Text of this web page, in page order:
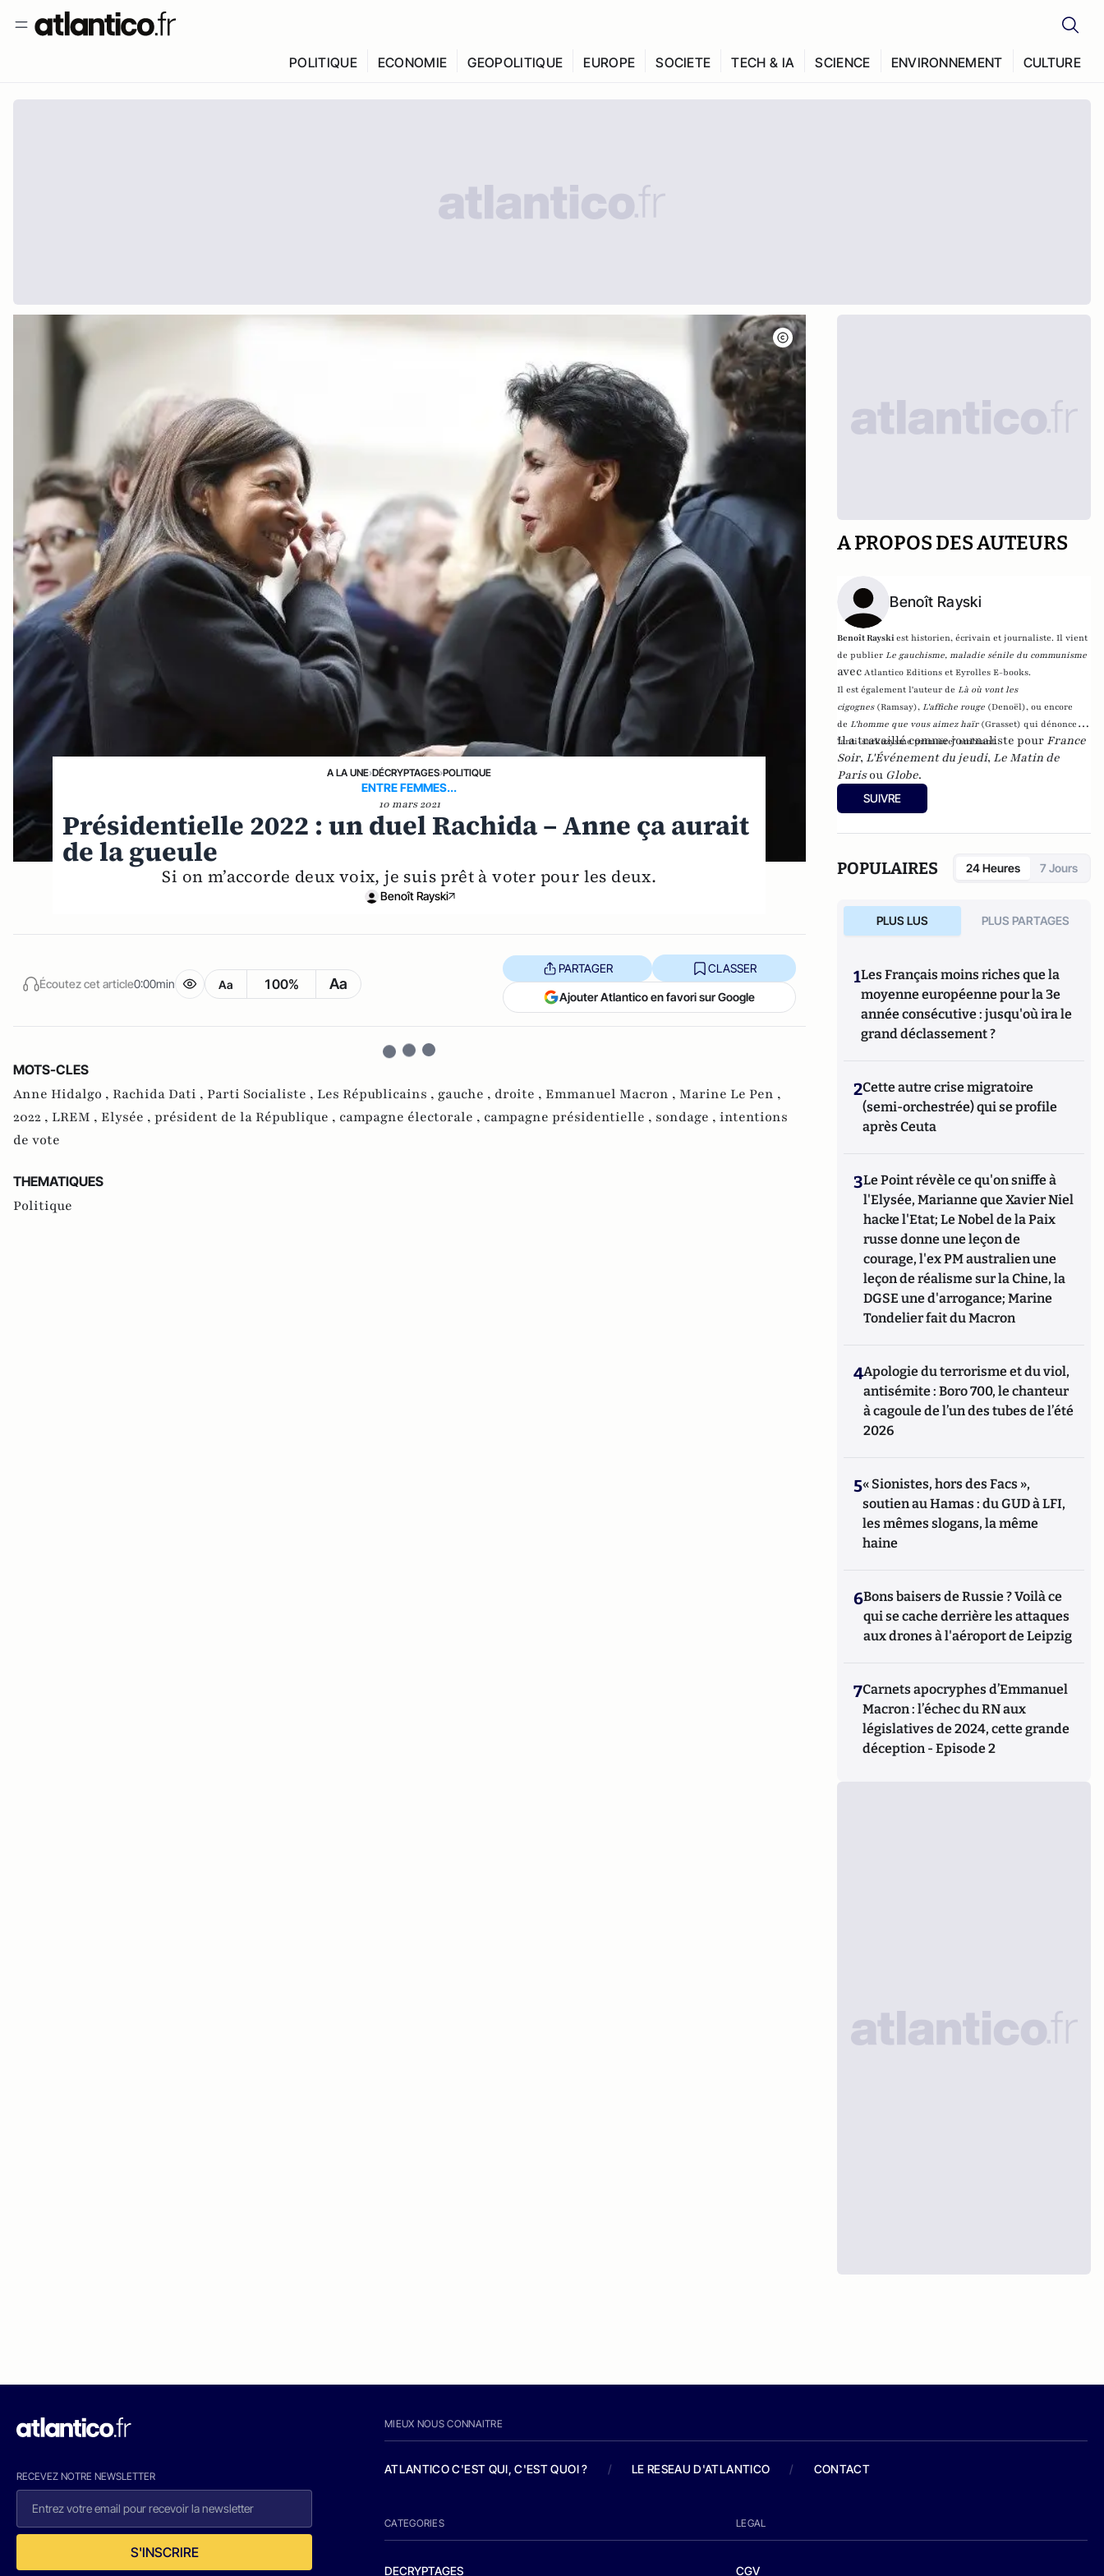
POLITIQUE ECONOMIE GEOPOLITIQUE EUROPE SOCIETE TECH & IA SCIENCE ENVIRONNEMENT CULTURE
A LA UNE›DÉCRYPTAGES›POLITIQUE
ENTRE FEMMES...
10 mars 2021
Présidentielle 2022 : un duel Rachida – Anne ça aurait
de la gueule
Si on m’accorde deux voix, je suis prêt à voter pour les deux.
Benoît Rayski
Écoutez cet article0:00min Aa 100% Aa
PARTAGER CLASSER
Ajouter Atlantico en favori sur Google
MOTS-CLES
Anne Hidalgo , Rachida Dati , Parti Socialiste , Les Républicains , gauche , droite , Emmanuel Macron , Marine Le Pen ,
2022 , LREM , Elysée , président de la République , campagne électorale , campagne présidentielle , sondage , intentions
de vote
THEMATIQUES
Politique
A PROPOS DES AUTEURS
Benoît Rayski
Benoît Rayskiest historien, écrivain et journaliste. Il vient
de publierLe gauchisme, maladie sénile du communisme
avecAtlantico Editions et Eyrolles E-books.
Il est également l'auteur deLà où vont les
cigognes (Ramsay),L'affiche rouge (Denoël), ou encore
deL'homme que vous aimez haïr (Grasset) qui dénonce l'
"anti-sarkozysme primaire" ambiant.
Il a travaillé comme journaliste pour France
Soir, L'Événement du jeudi, Le Matin de
Parisou Globe.
SUIVRE
POPULAIRES 24 Heures 7 Jours
PLUS LUS PLUS PARTAGES
1Les Français moins riches que la
moyenne européenne pour la 3e
année consécutive : jusqu'où ira le
grand déclassement ?
2Cette autre crise migratoire
(semi-orchestrée) qui se profile
après Ceuta
3Le Point révèle ce qu'on sniffe à
l'Elysée, Marianne que Xavier Niel
hacke l'Etat; Le Nobel de la Paix
russe donne une leçon de
courage, l'ex PM australien une
leçon de réalisme sur la Chine, la
DGSE une d'arrogance; Marine
Tondelier fait du Macron
4Apologie du terrorisme et du viol,
antisémite : Boro 700, le chanteur
à cagoule de l’un des tubes de l’été
2026
5« Sionistes, hors des Facs »,
soutien au Hamas : du GUD à LFI,
les mêmes slogans, la même
haine
6Bons baisers de Russie ? Voilà ce
qui se cache derrière les attaques
aux drones à l'aéroport de Leipzig
7Carnets apocryphes d’Emmanuel
Macron : l’échec du RN aux
législatives de 2024, cette grande
déception - Episode 2
RECEVEZ NOTRE NEWSLETTER
S'INSCRIRE
MIEUX NOUS CONNAITRE
ATLANTICO C'EST QUI, C'EST QUOI ? / LE RESEAU D'ATLANTICO / CONTACT
CATEGORIES
DECRYPTAGES
LEGAL
CGV